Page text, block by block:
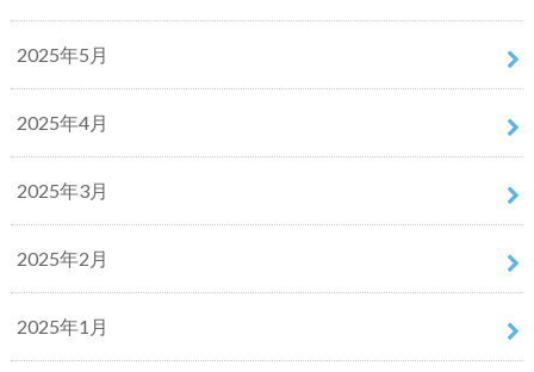
2025年5月
2025年4月
2025年3月
2025年2月
2025年1月